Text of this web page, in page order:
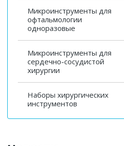
Микроинструменты для
офтальмологии
одноразовые
Микроинструменты для
сердечно-сосудистой
хирургии
Наборы хирургических
инструментов